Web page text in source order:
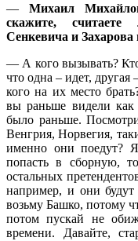
—Михаил
скажите,
Сенкевича и Захарова
— А кого вызывать?
что одна – идет, другая
кого на их место
вы раньше видели
было раньше.
Венгрия, Норвегия,
именно они поедут? Я
попасть в сборную,
остальных
например, и они
возьму Башко, потому
потом пускай не
времени. Давайте,